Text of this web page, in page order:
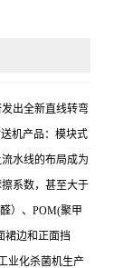
出全新直线转弯
机产品：模块式
水线的布局成为
系数，甚至大于
）、POM(聚甲
裙边和正面挡
业化杀菌机生产